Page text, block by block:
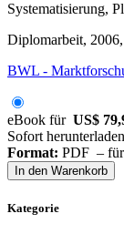
Systematisierung,
Diplomarbeit,
BWL -
eBook für US$
Sofort
Format: PDF –
In den Warenkorb
Kategorie